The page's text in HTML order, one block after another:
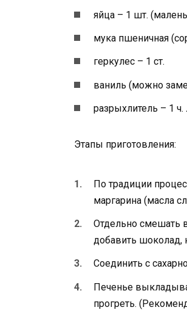
яйца – 1 шт.
мука пшеничная
геркулес – 1 ст.
ваниль (можно
разрыхлитель – 1 ч.
Этапы приготовления:
По традиции
маргарина (масла
Отдельно смешать
добавить шоколад,
Соединить с
Печенье
прогреть.